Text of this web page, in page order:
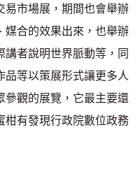
易市場展，期間也會舉辦
媒合的效果出來，也舉辦
講者說明世界脈動等，同
等以策展形式讓更多人
觀的展覽，它最主要還
柑有發現行政院數位政務